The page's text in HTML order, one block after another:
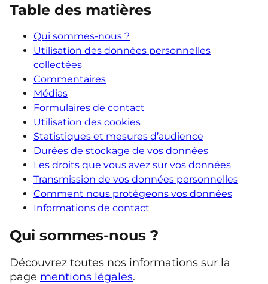
Table des matières
Qui sommes-nous ?
Utilisation des données personnelles
collectées
Commentaires
Médias
Formulaires de contact
Utilisation des cookies
Statistiques et mesures d’audience
Durées de stockage de vos données
Les droits que vous avez sur vos données
Transmission de vos données personnelles
Comment nous protégeons vos données
Informations de contact
Qui sommes-nous ?
Découvrez toutes nos informations sur la
page mentions légales.